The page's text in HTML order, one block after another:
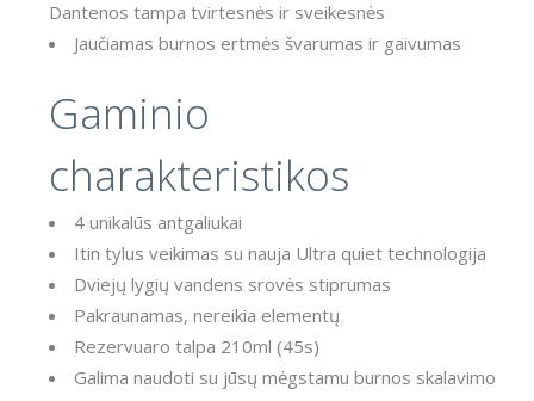
Dantenos tampa tvirtesnės ir sveikesnės
Jaučiamas burnos ertmės švarumas ir gaivumas
Gaminio
charakteristikos
4 unikalūs antgaliukai
Itin tylus veikimas su nauja Ultra quiet technologija
Dviejų lygių vandens srovės stiprumas
Pakraunamas, nereikia elementų
Rezervuaro talpa 210ml (45s)
Galima naudoti su jūsų mėgstamu burnos skalavimo